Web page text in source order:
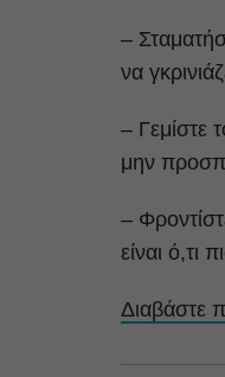
–
να
– Γεμίστε
μην
–
είναι ό,τι
Διαβάστε